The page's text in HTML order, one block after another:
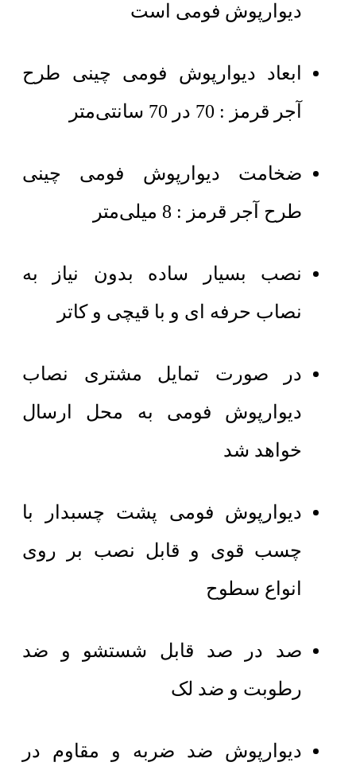
دیوارپوش فومی است
ابعاد دیوارپوش فومی چینی طرح
آجر قرمز : 70 در 70 سانتی‌متر
ضخامت دیوارپوش فومی چینی
طرح آجر قرمز : 8 میلی‌متر
نصب بسیار ساده بدون نیاز به
نصاب حرفه ای و با قیچی و کاتر
در صورت تمایل مشتری نصاب
دیوارپوش فومی به محل ارسال
خواهد شد
دیوارپوش فومی پشت چسبدار با
چسب قوی و قابل نصب بر روی
انواع سطوح
صد در صد قابل شستشو و ضد
رطوبت و ضد لک
دیوارپوش ضد ضربه و مقاوم در